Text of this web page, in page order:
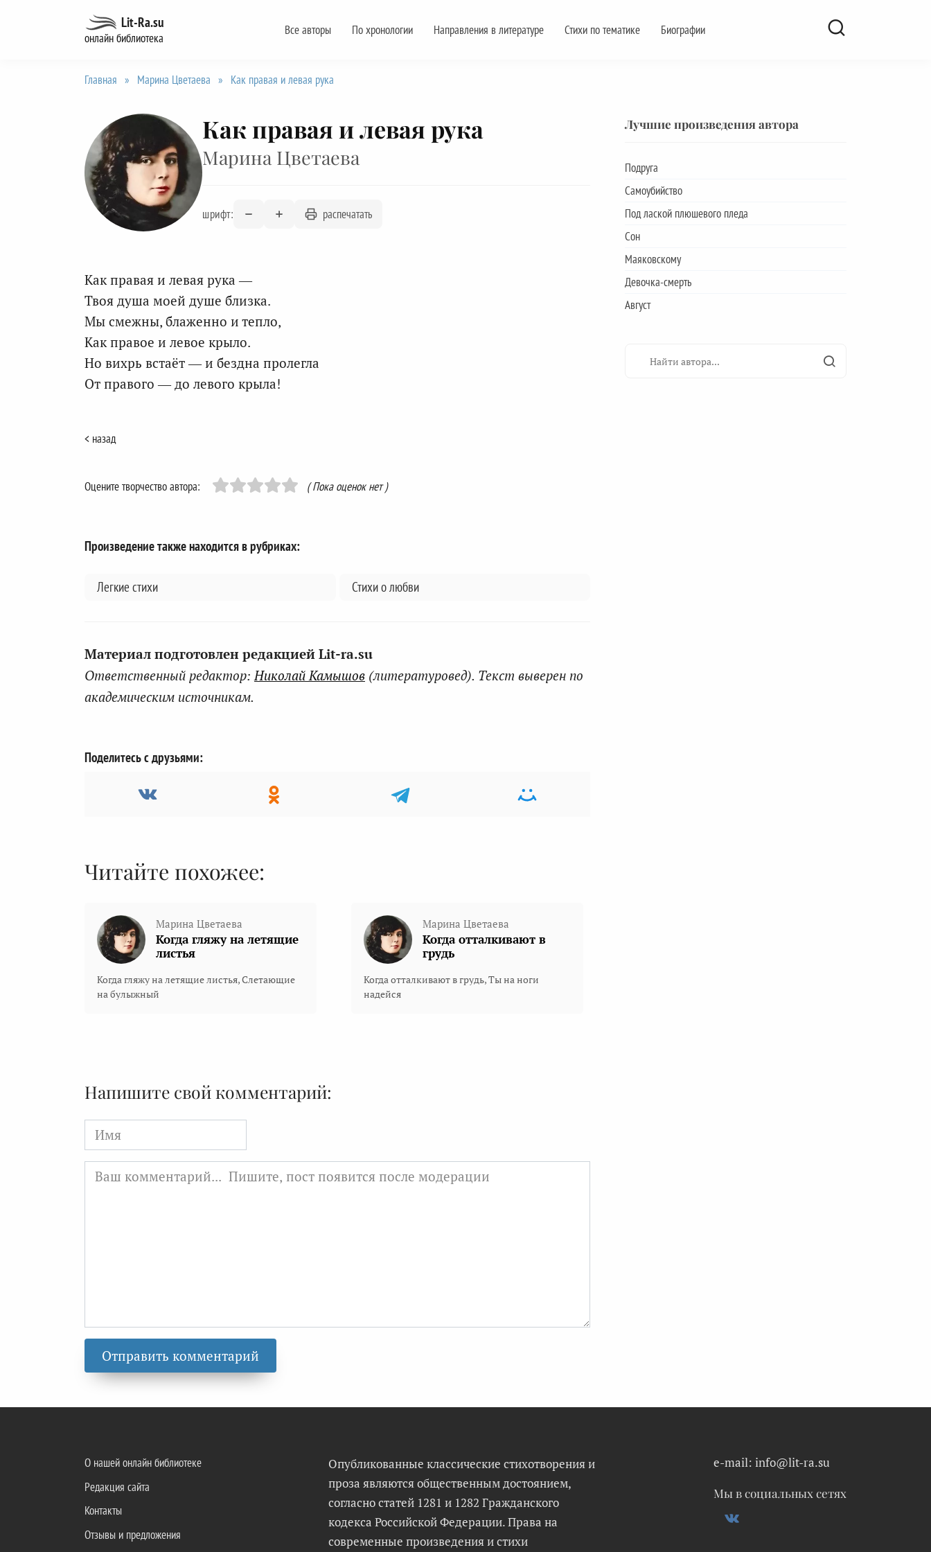
Lit-Ra.su
онлайн библиотека
Все авторы По хронологии Направления в литературе Стихи по тематике Биографии
Главная » Марина Цветаева » Как правая и левая рука
Как правая и левая рука
Марина Цветаева
шрифт: распечатать
Как правая и левая рука —
Твоя душа моей душе близка.
Мы смежны, блаженно и тепло,
Как правое и левое крыло.
Но вихрь встаёт — и бездна пролегла
От правого — до левого крыла!
< назад
Оцените творчество автора: ( Пока оценок нет )
Произведение также находится в рубриках:
Легкие стихи Стихи о любви
Материал подготовлен редакцией Lit-ra.su
Ответственный редактор:Николай Камышов (литературовед). Текст выверен по
академическим источникам.
Поделитесь с друзьями:
Читайте похожее:
Марина Цветаева
Когда гляжу на летящие
листья
Когда гляжу на летящие листья, Слетающие
на булыжный
Марина Цветаева
Когда отталкивают в
грудь
Когда отталкивают в грудь, Ты на ноги
надейся
Напишите свой комментарий:
Имя
Лучшие произведения автора
Подруга
Самоубийство
Под лаской плюшевого пледа
Сон
Маяковскому
Девочка-смерть
Август
О нашей онлайн библиотеке
Редакция сайта
Контакты
Отзывы и предложения
Опубликованные классические стихотворения и
проза являются общественным достоянием,
согласно статей 1281 и 1282 Гражданского
кодекса Российской Федерации. Права на
современные произведения и стихи
e-mail: info@lit-ra.su
Мы в социальных сетях